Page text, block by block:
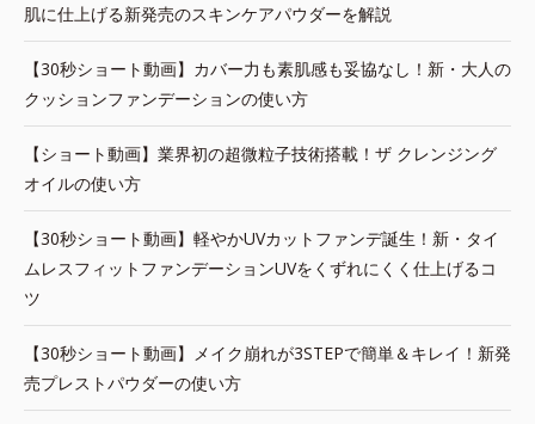
肌に仕上げる新発売のスキンケアパウダーを解説
【30秒ショート動画】カバー力も素肌感も妥協なし！新・大人の
クッションファンデーションの使い方
【ショート動画】業界初の超微粒子技術搭載！ザ クレンジング
オイルの使い方
【30秒ショート動画】軽やかUVカットファンデ誕生！新・タイ
ムレスフィットファンデーションUVをくずれにくく仕上げるコ
ツ
【30秒ショート動画】メイク崩れが3STEPで簡単＆キレイ！新発
売プレストパウダーの使い方